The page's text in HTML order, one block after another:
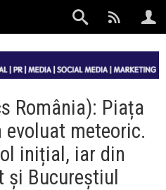
România): Piața
meteoric.
inițial, iar din
și Bucureștiul